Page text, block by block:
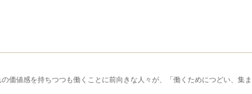
価値感を持ちつつも働くことに前向きな人々が、「働くためにつどい、集